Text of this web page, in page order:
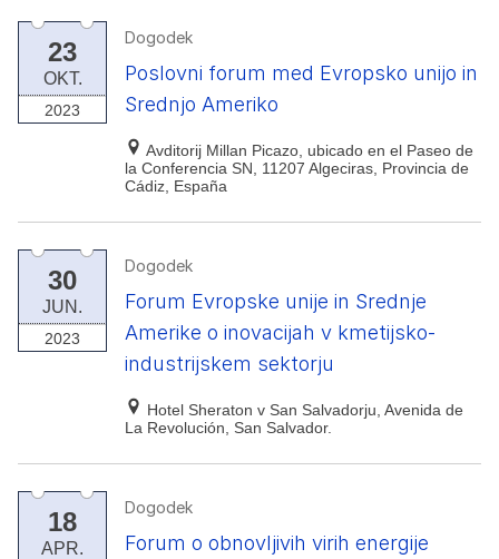
23
OKT.
2023
Dogodek
Poslovni forum med Evropsko unijo in
Srednjo Ameriko
Avditorij Millan Picazo, ubicado en el Paseo de
la Conferencia SN, 11207 Algeciras, Provincia de
Cádiz, España
30
JUN.
2023
Dogodek
Forum Evropske unije in Srednje
Amerike o inovacijah v kmetijsko-
industrijskem sektorju
Hotel Sheraton v San Salvadorju, Avenida de
La Revolución, San Salvador.
18
APR.
Dogodek
Forum o obnovljivih virih energije